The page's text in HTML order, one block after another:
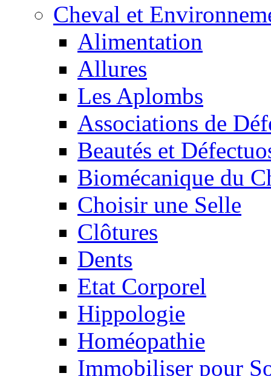
Cheval et
Alimentation
Allures
Les Aplombs
Associations de
Beautés et
Biomécanique du
Choisir une Selle
Clôtures
Dents
Etat Corporel
Hippologie
Homéopathie
Immobiliser pour